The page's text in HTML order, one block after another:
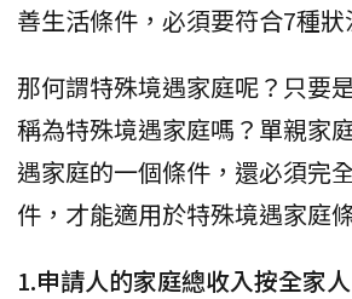
善生活條件，必須要符合7種狀
那何謂特殊境遇家庭呢？只要
稱為特殊境遇家庭嗎？單親家
遇家庭的一個條件，還必須完
件，才能適用於特殊境遇家庭
1.申請人的家庭總收入按全家